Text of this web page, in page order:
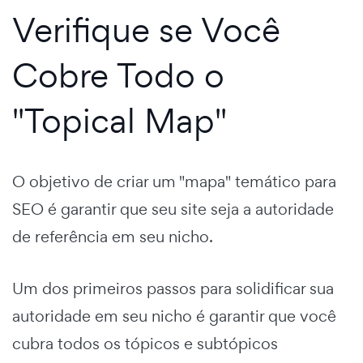
Verifique se Você
Cobre Todo o
"Topical Map"
O objetivo de criar um "mapa" temático para
SEO é garantir que seu site seja a autoridade
de referência em seu nicho.
Um dos primeiros passos para solidificar sua
autoridade em seu nicho é garantir que você
cubra todos os tópicos e subtópicos